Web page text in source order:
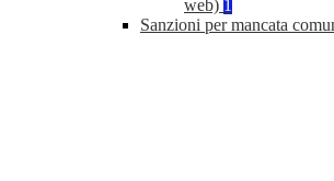
web) 1
Sanzioni per mancata